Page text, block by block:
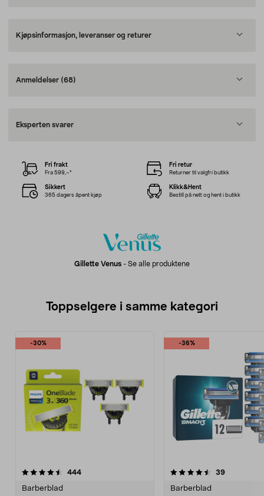
Kjøpsinformasjon, leveranser og returer
Anmeldelser (68)
Eksperten svarer
Gillette Venus - Se alle produktene
Fri frakt
Fra 599,–*
Fri retur
Returner til valgfri butikk
Sikkert
365 dagers åpent kjøp
Klikk&Hent
Bestill på nett og hent i butikk
Toppselgere i samme kategori
-30%
444anmeldelser
Barberblad
-36%
4.5 av 5 stjerner 39
Barberblad
4.5 av 5 stjerner